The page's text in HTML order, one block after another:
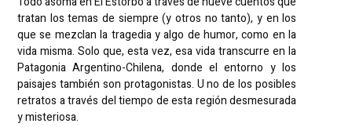
tratan los temas de siempre (y otros no tanto), y en los
que se mezclan la tragedia y algo de humor, como en la
vida misma. Solo que, esta vez, esa vida transcurre en la
Patagonia Argentino-Chilena, donde el entorno y los
paisajes también son protagonistas. U no de los posibles
retratos a través del tiempo de esta región desmesurada
y misteriosa.